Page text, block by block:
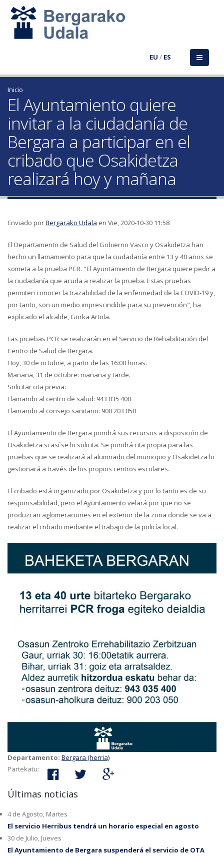
EU / ES
Inicio
El Ayuntamiento quiere
invitar a la ciudadanía de
Bergara a participar en el
cribado que Osakidetza
realizará hoy y mañana
Enviado porBergarako Udala en Vie, 2020-10-30 11:58
El Departamento de Salud del Gobierno Vasco y Osakidetza han
hecho un llamamiento para que la ciudadanía entre 13 y 40 años se
someta a la prueba PCR. "El Ayuntamiento de Bergara quiere pedir a
la ciudadanía que acuda a realizar la prueba. Estas pruebas
permiten conocer la trazabilidad de la enfermedad de la COVID-19 y,
por tanto, son un medio imprescindible para su prevención", ha
explicado el alcalde, Gorka Artola.
Las pruebas PCR se realizarán en el Servicio de Rehabilitación del
Centro de Salud de Bergara.
Hoy, 30 de octubre, a partir de las 16:00 horas.
Mañana, 31 de octubre: mañana y tarde.
Solicitar cita previa:
Llamando al centro de salud: 943 035 400
Llamando al consejo sanitario: 900 203 050
El Ayuntamiento de Bergara pondrá sus recursos a disposición de
Osakidetza si así se lo solicita. Se pondrá cita propia para las
pruebas que se realizará al alumnado del municipio y Osakidetza lo
gestionará a través de los propios centros escolares.
El cribado está organizado por Osakidetza y por lo tanto es de su
responsabilidad, pero el Ayuntamiento velará por que no se
produzcan aglomeraciones en el exterior de la zona donde se va a
realizar el cribado mediante el trabajo de la policía local.
Departamento: Bergara (herria)
Partekatu:
Últimas noticias
4 de Agosto, Martes
El servicio Herribus tendrá un horario especial en agosto
30 de Julio, Jueves
El Ayuntamiento de Bergara suspenderá el servicio de OTA